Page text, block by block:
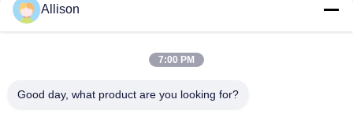
G TECH 72V 30Ah LiFePO4-batterij met 6000 cycli voor
elektrische fiets en driewieler
G TECH 76.8V 100Ah LiFePO4 batterij met 6000 cycli voor
Allison
7:00 PM
Good day, what product are you looking for?